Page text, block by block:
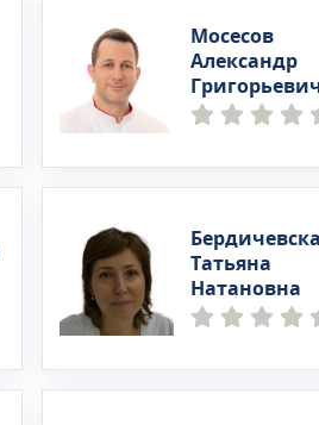
Мосесов
Александр
Татьяна
Натановна